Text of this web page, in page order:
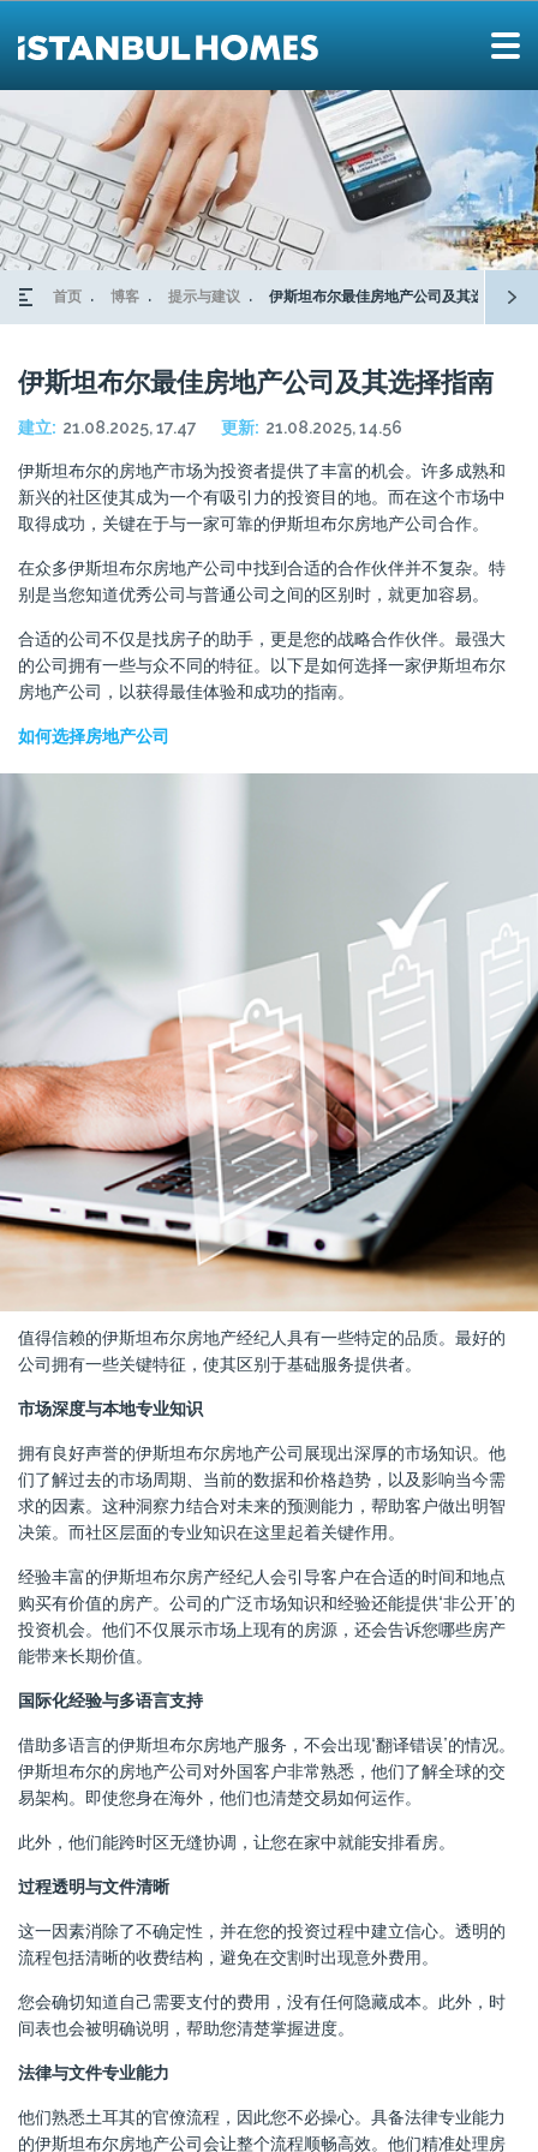
首页 博客 提示与建议 伊斯坦布尔最佳房地产公司及其选择指南
伊斯坦布尔最佳房地产公司及其选择指南
建立: 21.08.2025, 17.47 更新: 21.08.2025, 14.56
伊斯坦布尔的房地产市场为投资者提供了丰富的机会。许多成熟和
新兴的社区使其成为一个有吸引力的投资目的地。而在这个市场中
取得成功，关键在于与一家可靠的伊斯坦布尔房地产公司合作。
在众多伊斯坦布尔房地产公司中找到合适的合作伙伴并不复杂。特
别是当您知道优秀公司与普通公司之间的区别时，就更加容易。
合适的公司不仅是找房子的助手，更是您的战略合作伙伴。最强大
的公司拥有一些与众不同的特征。以下是如何选择一家伊斯坦布尔
房地产公司，以获得最佳体验和成功的指南。
如何选择房地产公司
值得信赖的伊斯坦布尔房地产经纪人具有一些特定的品质。最好的
公司拥有一些关键特征，使其区别于基础服务提供者。
市场深度与本地专业知识
拥有良好声誉的伊斯坦布尔房地产公司展现出深厚的市场知识。他
们了解过去的市场周期、当前的数据和价格趋势，以及影响当今需
求的因素。这种洞察力结合对未来的预测能力，帮助客户做出明智
决策。而社区层面的专业知识在这里起着关键作用。
经验丰富的伊斯坦布尔房产经纪人会引导客户在合适的时间和地点
购买有价值的房产。公司的广泛市场知识和经验还能提供“非公开”的
投资机会。他们不仅展示市场上现有的房源，还会告诉您哪些房产
能带来长期价值。
国际化经验与多语言支持
借助多语言的伊斯坦布尔房地产服务，不会出现“翻译错误”的情况。
伊斯坦布尔的房地产公司对外国客户非常熟悉，他们了解全球的交
易架构。即使您身在海外，他们也清楚交易如何运作。
此外，他们能跨时区无缝协调，让您在家中就能安排看房。
过程透明与文件清晰
这一因素消除了不确定性，并在您的投资过程中建立信心。透明的
流程包括清晰的收费结构，避免在交割时出现意外费用。
您会确切知道自己需要支付的费用，没有任何隐藏成本。此外，时
间表也会被明确说明，帮助您清楚掌握进度。
法律与文件专业能力
他们熟悉土耳其的官僚流程，因此您不必操心。具备法律专业能力
的伊斯坦布尔房地产公司会让整个流程顺畅高效。他们精准处理房